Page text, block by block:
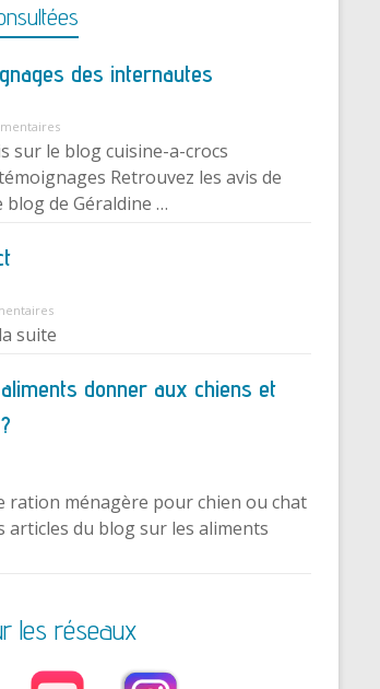
des internautes
sur le blog cuisine-a-crocs
Retrouvez les avis de
de Géraldine …
suite
donner aux chiens et
ration ménagère pour chien ou chat
articles du blog sur les aliments
les réseaux